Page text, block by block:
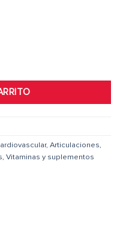
, Articulaciones,
, Vitaminas y suplementos